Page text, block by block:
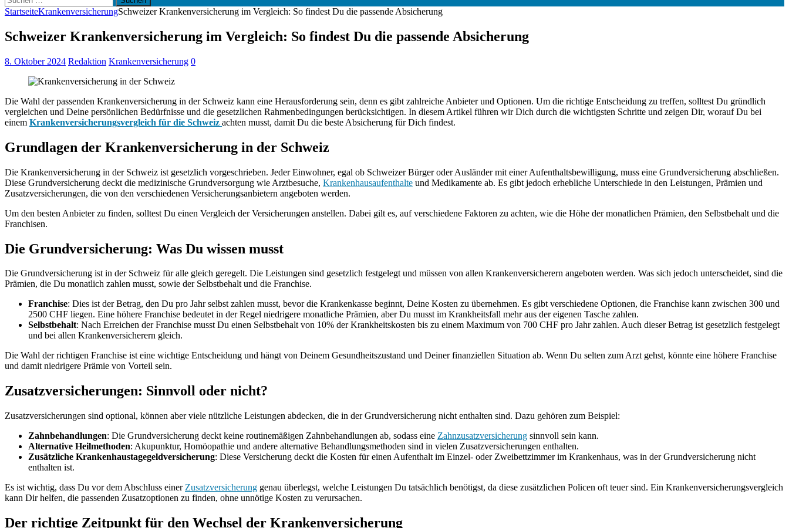
nach:
StartseiteKrankenversicherungSchweizer Krankenversicherung im Vergleich: So findest Du die passende Absicherung
Schweizer Krankenversicherung im Vergleich: So findest Du die passende Absicherung
8. Oktober 2024 Redaktion Krankenversicherung 0
Die Wahl der passenden Krankenversicherung in der Schweiz kann eine Herausforderung sein, denn es gibt zahlreiche Anbieter und Optionen. Um die richtige Entscheidung zu treffen, solltest Du gründlich
vergleichen und Deine persönlichen Bedürfnisse und die gesetzlichen Rahmenbedingungen berücksichtigen. In diesem Artikel führen wir Dich durch die wichtigsten Schritte und zeigen Dir, worauf Du bei
einem Krankenversicherungsvergleich für die Schweiz achten musst, damit Du die beste Absicherung für Dich findest.
Grundlagen der Krankenversicherung in der Schweiz
Die Krankenversicherung in der Schweiz ist gesetzlich vorgeschrieben. Jeder Einwohner, egal ob Schweizer Bürger oder Ausländer mit einer Aufenthaltsbewilligung, muss eine Grundversicherung abschließen.
Diese Grundversicherung deckt die medizinische Grundversorgung wie Arztbesuche, Krankenhausaufenthalte und Medikamente ab. Es gibt jedoch erhebliche Unterschiede in den Leistungen, Prämien und
Zusatzversicherungen, die von den verschiedenen Versicherungsanbietern angeboten werden.
Um den besten Anbieter zu finden, solltest Du einen Vergleich der Versicherungen anstellen. Dabei gilt es, auf verschiedene Faktoren zu achten, wie die Höhe der monatlichen Prämien, den Selbstbehalt und die
Franchisen.
Die Grundversicherung: Was Du wissen musst
Die Grundversicherung ist in der Schweiz für alle gleich geregelt. Die Leistungen sind gesetzlich festgelegt und müssen von allen Krankenversicherern angeboten werden. Was sich jedoch unterscheidet, sind die
Prämien, die Du monatlich zahlen musst, sowie der Selbstbehalt und die Franchise.
Franchise: Dies ist der Betrag, den Du pro Jahr selbst zahlen musst, bevor die Krankenkasse beginnt, Deine Kosten zu übernehmen. Es gibt verschiedene Optionen, die Franchise kann zwischen 300 und
2500 CHF liegen. Eine höhere Franchise bedeutet in der Regel niedrigere monatliche Prämien, aber Du musst im Krankheitsfall mehr aus der eigenen Tasche zahlen.
Selbstbehalt: Nach Erreichen der Franchise musst Du einen Selbstbehalt von 10% der Krankheitskosten bis zu einem Maximum von 700 CHF pro Jahr zahlen. Auch dieser Betrag ist gesetzlich festgelegt
und bei allen Krankenversicherern gleich.
Die Wahl der richtigen Franchise ist eine wichtige Entscheidung und hängt von Deinem Gesundheitszustand und Deiner finanziellen Situation ab. Wenn Du selten zum Arzt gehst, könnte eine höhere Franchise
und damit niedrigere Prämie von Vorteil sein.
Zusatzversicherungen: Sinnvoll oder nicht?
Zusatzversicherungen sind optional, können aber viele nützliche Leistungen abdecken, die in der Grundversicherung nicht enthalten sind. Dazu gehören zum Beispiel:
Zahnbehandlungen: Die Grundversicherung deckt keine routinemäßigen Zahnbehandlungen ab, sodass eine Zahnzusatzversicherung sinnvoll sein kann.
Alternative Heilmethoden: Akupunktur, Homöopathie und andere alternative Behandlungsmethoden sind in vielen Zusatzversicherungen enthalten.
Zusätzliche Krankenhaustagegeldversicherung: Diese Versicherung deckt die Kosten für einen Aufenthalt im Einzel- oder Zweibettzimmer im Krankenhaus, was in der Grundversicherung nicht
enthalten ist.
Es ist wichtig, dass Du vor dem Abschluss einer Zusatzversicherung genau überlegst, welche Leistungen Du tatsächlich benötigst, da diese zusätzlichen Policen oft teuer sind. Ein Krankenversicherungsvergleich
kann Dir helfen, die passenden Zusatzoptionen zu finden, ohne unnötige Kosten zu verursachen.
Der richtige Zeitpunkt für den Wechsel der Krankenversicherung